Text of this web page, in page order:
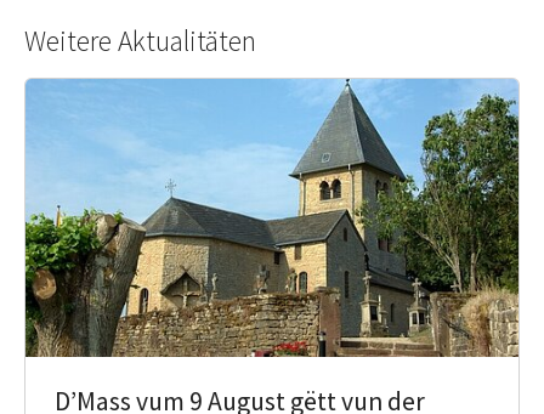
Weitere Aktualitäten
D’Mass vum 9 August gëtt vun der